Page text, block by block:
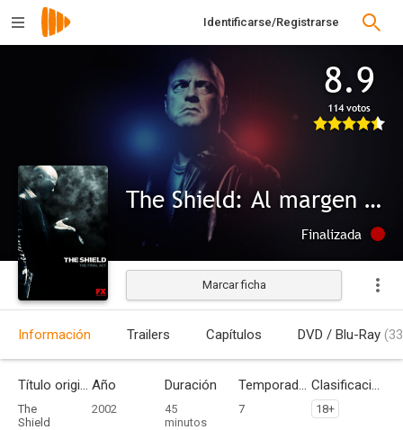
Identificarse/Registrarse
8.9
114 votos
The Shield: Al margen de la ley
Finalizada
Marcar ficha
Información Trailers Capítulos DVD / Blu-Ray
Título original
The
Shield
Año
2002
Duración
45
minutos
Temporadas
7
Clasificación por edades
18+